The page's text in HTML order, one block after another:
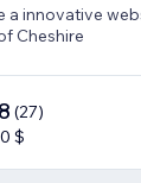
a innovative
Cheshire
(27)
$